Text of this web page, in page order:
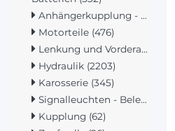
Anhängerkupplung - Hubwerk (1423)
Motorteile (476)
Lenkung und Vorderachse (271)
Hydraulik (2203)
Karosserie (345)
Signalleuchten - Beleuchtung (419)
Kupplung (62)